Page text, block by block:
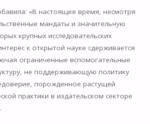
«В настоящее время, несмотря
мандаты и значительную
крупных исследовательских
к открытой науке сдерживается
ограниченные вспомогательные
не поддерживающую политику
порожденное растущей
практики в издательском секторе